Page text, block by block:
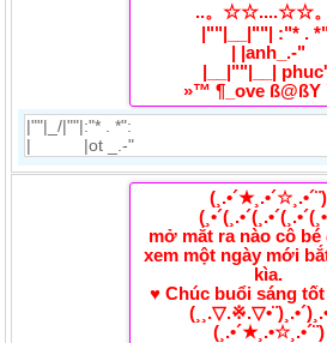
..。☆☆....☆☆
|""|__|""| :"* .
| |anh_.-"
|__|""|__|
»™ ¶_ove
(¸.•´★¸.•´☆¸.•´¨)
mở mắt ra nào cô bé
xem một ngày mới
kìa.
♥ Chúc buổi sáng
(¸.•´★¸.•☆¸.•´¨)